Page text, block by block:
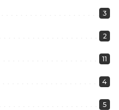
3
2
11
4
5